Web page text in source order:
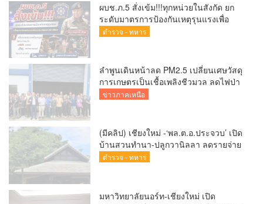
ผบช.ภ.5 สั่งเข้ม!!!ทุกหน่วยในสังกัด ยก
ระดับมาตรการป้องกันเหตุรุนแรงเพื่อ
ความปลอดภัยของประชาชนและสถาน
ตำรวจ - ทหาร
ลำพูนเดินหน้าลด PM2.5 เปลี่ยนเศษวัสดุ
การเกษตรเป็นเชื้อเพลิงชีวมวล ลดไฟป่า
สร้างรายได้ชุมชน
ข่าวภาคเหนือ
(มีคลิป) เชียงใหม่ -‘พล.ต.อ.ประจวบ’ เปิด
บ้านสวนทำนา-ปลูกวานิลลา ลดรายจ่าย
แจกผู้ใต้บังคับบัญชา
ตำรวจ - ทหาร
มหาวิทยาลัยนอร์ท-เชียงใหม่ เปิด